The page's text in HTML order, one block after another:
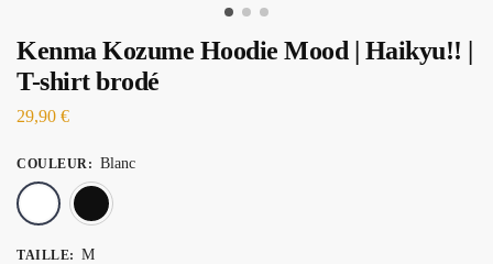
Kenma Kozume Hoodie Mood | Haikyu!! |
T-shirt brodé
29,90 €
COULEUR : Blanc
TAILLE: M